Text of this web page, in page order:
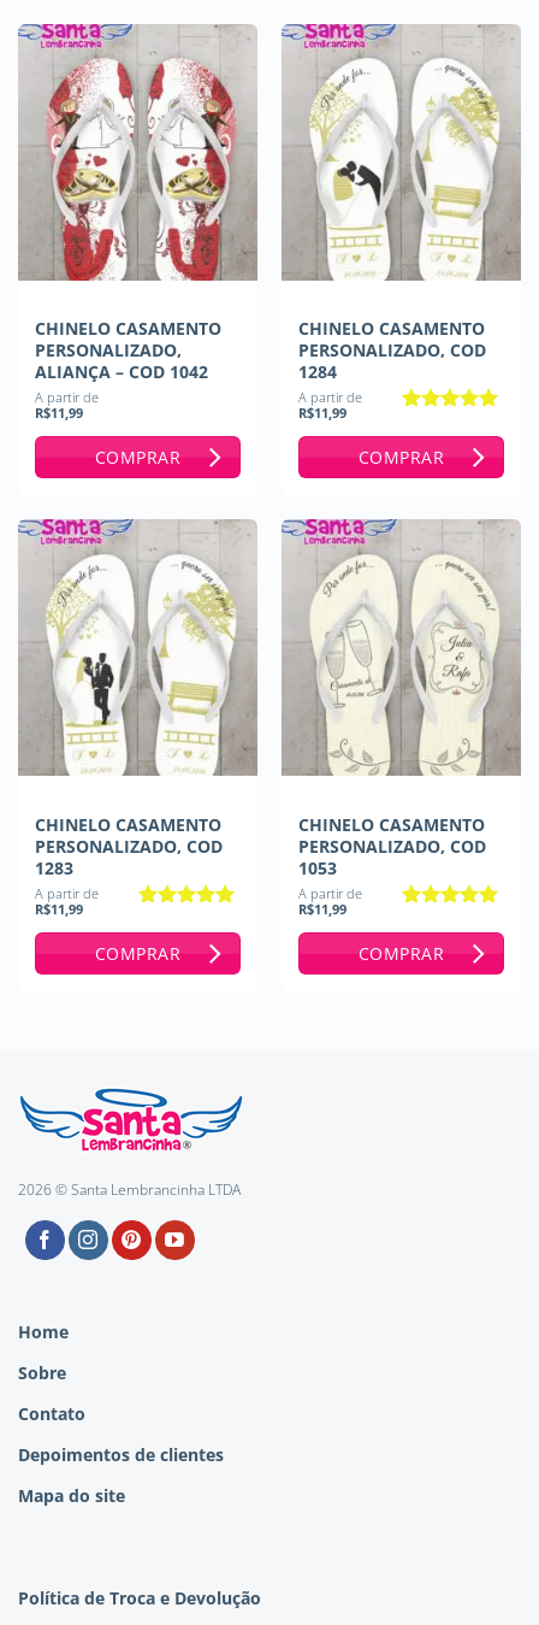
CHINELO CASAMENTO
PERSONALIZADO,
ALIANÇA – COD 1042
A partir de
R$11,99
COMPRAR
CHINELO CASAMENTO
PERSONALIZADO, COD
1284
A partir de
R$11,99
COMPRAR
CHINELO CASAMENTO
PERSONALIZADO, COD
1283
A partir de
R$11,99
COMPRAR
CHINELO CASAMENTO
PERSONALIZADO, COD
1053
A partir de
R$11,99
COMPRAR
2026 © Santa Lembrancinha LTDA
Home
Sobre
Contato
Depoimentos de clientes
Mapa do site
Política de Troca e Devolução